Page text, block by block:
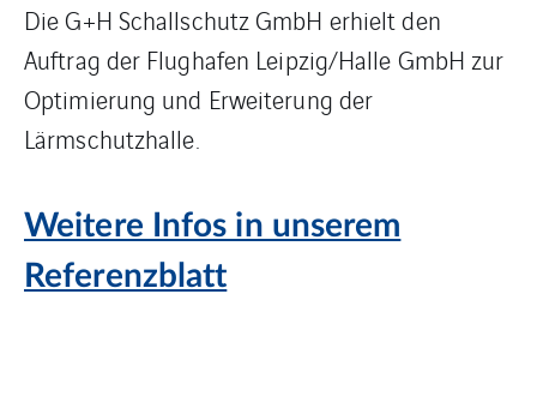
Die G+H Schallschutz GmbH erhielt den
Auftrag der Flughafen Leipzig/Halle GmbH zur
Optimierung und Erweiterung der
Lärmschutzhalle.
Weitere Infos in unserem
Referenzblatt